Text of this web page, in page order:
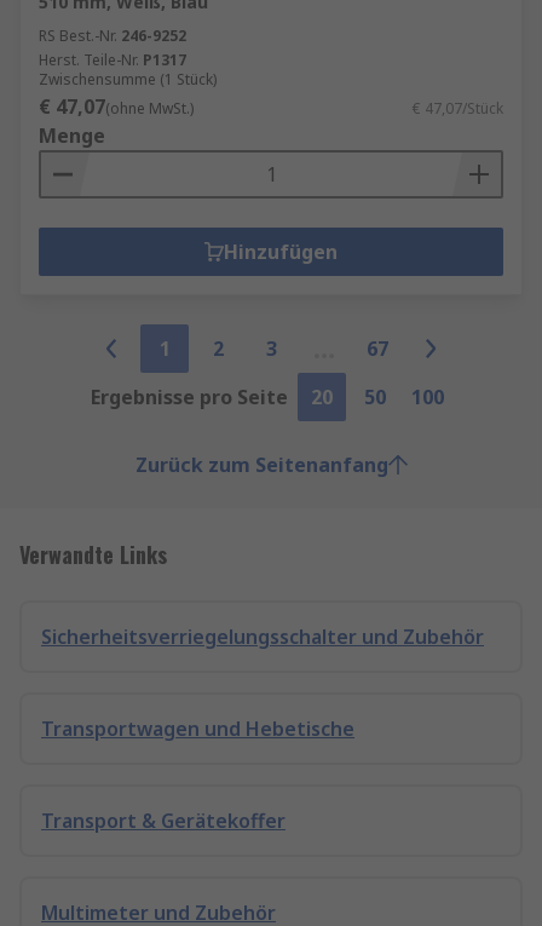
RS Best.-Nr. 246-9252
Herst. Teile-Nr. P1317
Zwischensumme (1 Stück)
€ 47,07(ohne MwSt.) € 47,07/Stück
Menge
Hinzufügen
1 2 3
67
Ergebnisse pro Seite
20 50 100
Zurück zum Seitenanfang
Verwandte Links
Sicherheitsverriegelungsschalter und Zubehör
Transportwagen und Hebetische
Transport & Gerätekoffer
Multimeter und Zubehör